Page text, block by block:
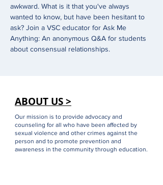
awkward. What is it that you've always
wanted to know, but have been hesitant to
ask? Join a VSC educator for Ask Me
Anything: An anonymous Q&A for students
about consensual relationships.
ABOUT US >
Our mission is to provide advocacy and
counseling for all who have been affected by
sexual violence and other crimes against the
person and to promote prevention and
awareness in the community through education.